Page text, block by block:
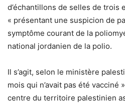
d’échantillons de selles de trois
« présentant une suspicion de
symptôme courant de la
national jordanien de la polio.
Il s’agit, selon le ministère
mois qui n’avait pas été vacciné
centre du territoire palestinien